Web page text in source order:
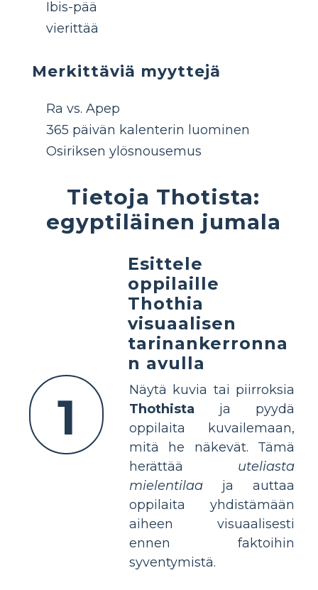
Ibis-pää
vierittää
Merkittäviä myyttejä
Ra vs. Apep
365 päivän kalenterin luominen
Osiriksen ylösnousemus
Tietoja Thotista:
egyptiläinen jumala
1
Esittele
oppilaille
Thothia
visuaalisen
tarinankerronna
n avulla
Näytä kuvia tai piirroksia
Thothista ja pyydä
oppilaita kuvailemaan,
mitä he näkevät. Tämä
herättää uteliasta
mielentilaa ja auttaa
oppilaita yhdistämään
aiheen visuaalisesti
ennen faktoihin
syventymistä.